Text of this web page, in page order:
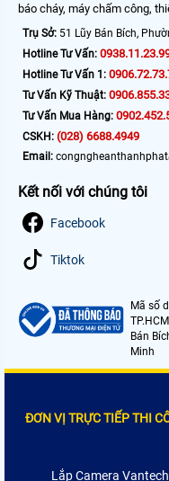
báo cháy, máy chấm công,
Trụ Sở: 51 Lũy Bán Bích,
Hotline Tư Vấn:
Hotline Tư Vấn 1:
Tư Vấn Kỹ Thuật:
Tư Vấn Mua Hàng:
CSKH: (028) 6688.4949
Email:
Kết nối với chúng tôi
Facebook
Tiktok
Mã số
Bán
Minh
ĐƠN VỊ TRỰC TIẾP THI
Lắp Camera